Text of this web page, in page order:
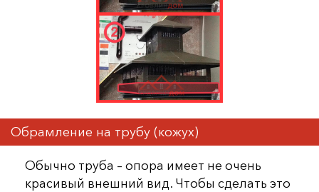
Обрамление на трубу (кожух)
Обычно труба – опора имеет не очень
красивый внешний вид. Чтобы сделать это